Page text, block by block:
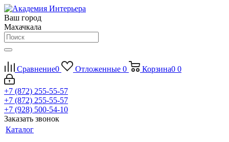
Ваш город
Махачкала
Сравнение0 Отложенные 0 Корзина0 0
+7 (872) 255-55-57
+7 (872) 255-55-57
+7 (928) 500-54-10
Заказать звонок
Каталог